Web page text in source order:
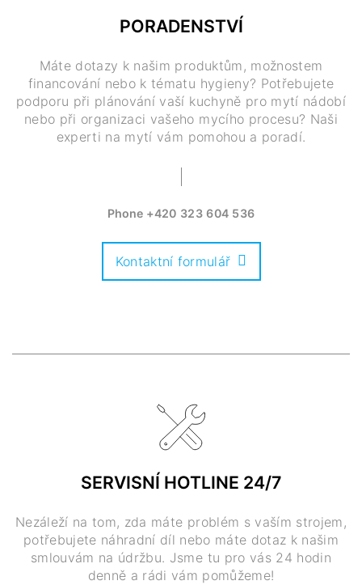
PORADENSTVÍ
Máte dotazy k našim produktům, možnostem
financování nebo k tématu hygieny? Potřebujete
podporu při plánování vaší kuchyně pro mytí nádobí
nebo při organizaci vašeho mycího procesu? Naši
experti na mytí vám pomohou a poradí.
Phone +420 323 604 536
Kontaktní formulář
SERVISNÍ HOTLINE 24/7
Nezáleží na tom, zda máte problém s vaším strojem,
potřebujete náhradní díl nebo máte dotaz k našim
smlouvám na údržbu. Jsme tu pro vás 24 hodin
denně a rádi vám pomůžeme!